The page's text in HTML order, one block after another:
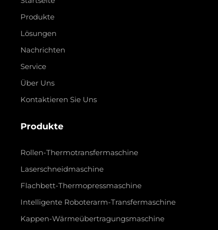
Produkte
Lösungen
Nachrichten
Service
Über Uns
Kontaktieren Sie Uns
Produkte
Rollen-Thermotransfermaschine
Laserschneidmaschine
Flachbett-Thermopressmaschine
Intelligente Roboterarm-Transfermaschine
Kappen-Wärmeübertragungsmaschine